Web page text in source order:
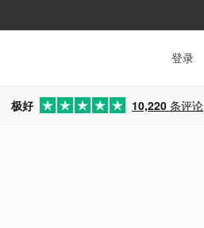
登录
极好 10,220 条评论